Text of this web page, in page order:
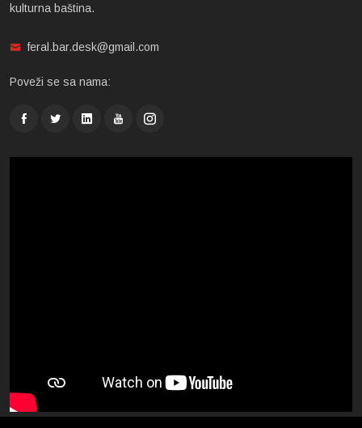
kulturna baština.
feral.bar.desk@gmail.com
Poveži se sa nama: